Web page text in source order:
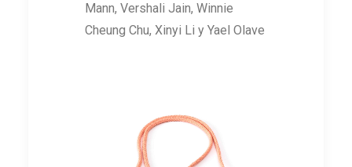
Mann, Vershali Jain, Winnie
Cheung Chu, Xinyi Li y Yael Olave